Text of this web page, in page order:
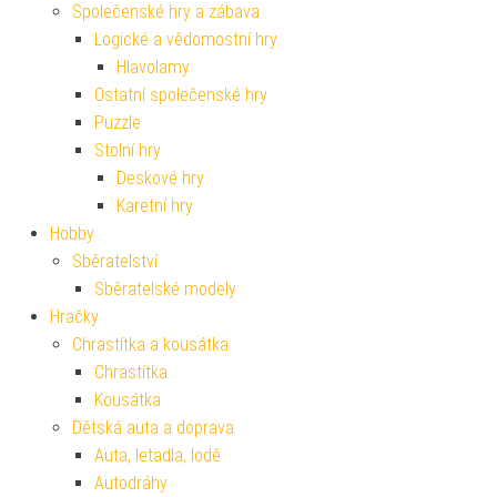
Společenské hry a zábava
Logické a vědomostní hry
Hlavolamy
Ostatní společenské hry
Puzzle
Stolní hry
Deskové hry
Karetní hry
Hobby
Sběratelství
Sběratelské modely
Hračky
Chrastítka a kousátka
Chrastítka
Kousátka
Dětská auta a doprava
Auta, letadla, lodě
Autodráhy